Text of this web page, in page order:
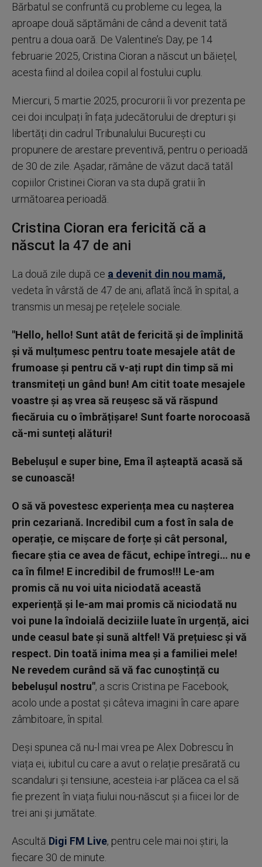
Bărbatul se confruntă cu probleme cu legea, la
aproape două săptămâni de când a devenit tată
pentru a doua oară. De Valentine’s Day, pe 14
februarie 2025, Cristina Cioran a născut un băiețel,
acesta fiind al doilea copil al fostului cuplu.
Miercuri, 5 martie 2025, procurorii îi vor prezenta pe
cei doi inculpați în fața judecătorului de drepturi și
libertăți din cadrul Tribunalului București cu
propunere de arestare preventivă, pentru o perioadă
de 30 de zile. Așadar, rămâne de văzut dacă tatăl
copiilor Cristinei Cioran va sta după gratii în
următoarea perioadă.
Cristina Cioran era fericită că a
născut la 47 de ani
La două zile după ce a devenit din nou mamă,
vedeta în vârstă de 47 de ani, aflată încă în spital, a
transmis un mesaj pe rețelele sociale.
"Hello, hello! Sunt atât de fericită și de împlinită
și vă mulțumesc pentru toate mesajele atât de
frumoase și pentru că v-ați rupt din timp să mi
transmiteți un gând bun! Am citit toate mesajele
voastre și aș vrea să reușesc să vă răspund
fiecăruia cu o îmbrățișare! Sunt foarte norocoasă
că-mi sunteți alături!
Bebelușul e super bine, Ema îl așteaptă acasă să
se cunoască!
O să vă povestesc experiența mea cu nașterea
prin cezariană. Incredibil cum a fost în sala de
operație, ce mișcare de forțe și cât personal,
fiecare știa ce avea de făcut, echipe întregi… nu e
ca în filme! E incredibil de frumos!!! Le-am
promis că nu voi uita niciodată această
experiență și le-am mai promis că niciodată nu
voi pune la îndoială deciziile luate în urgență, aici
unde ceasul bate și sună altfel! Vă prețuiesc și vă
respect. Din toată inima mea și a familiei mele!
Ne revedem curând să vă fac cunoștință cu
bebelușul nostru", a scris Cristina pe Facebook,
acolo unde a postat și câteva imagini în care apare
zâmbitoare, în spital.
Deși spunea că nu-l mai vrea pe Alex Dobrescu în
viața ei, iubitul cu care a avut o relație presărată cu
scandaluri și tensiune, acesteia i-ar plăcea ca el să
fie prezent în viața fiului nou-născut și a fiicei lor de
trei ani și jumătate.
Ascultă Digi FM Live, pentru cele mai noi știri, la
fiecare 30 de minute.